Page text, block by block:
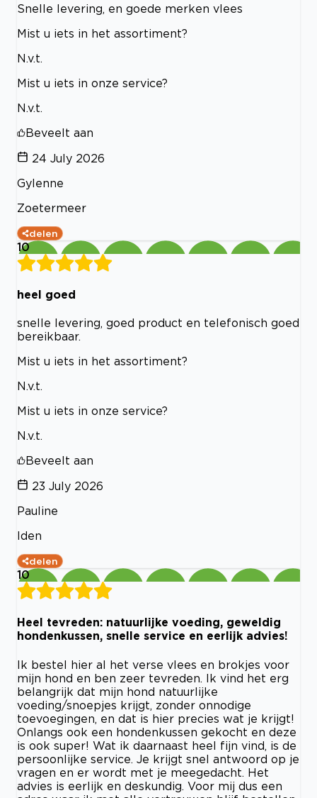
Snelle levering, en goede merken vlees
Mist u iets in het assortiment?
N.v.t.
Mist u iets in onze service?
N.v.t.
Beveelt aan
24 July 2026
Gylenne
Zoetermeer
delen
10
heel goed
snelle levering, goed product en telefonisch goed
bereikbaar.
Mist u iets in het assortiment?
N.v.t.
Mist u iets in onze service?
N.v.t.
Beveelt aan
23 July 2026
Pauline
Iden
delen
10
Heel tevreden: natuurlijke voeding, geweldig
hondenkussen, snelle service en eerlijk advies!
Ik bestel hier al het verse vlees en brokjes voor
mijn hond en ben zeer tevreden. Ik vind het erg
belangrijk dat mijn hond natuurlijke
voeding/snoepjes krijgt, zonder onnodige
toevoegingen, en dat is hier precies wat je krijgt!
Onlangs ook een hondenkussen gekocht en deze
is ook super! Wat ik daarnaast heel fijn vind, is de
persoonlijke service. Je krijgt snel antwoord op je
vragen en er wordt met je meegedacht. Het
advies is eerlijk en deskundig. Voor mij dus een